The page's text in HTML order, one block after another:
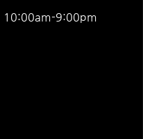
              10:00am-9:00pm